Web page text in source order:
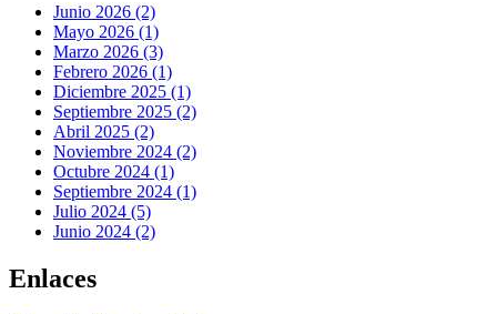
Junio 2026 (2)
Mayo 2026 (1)
Marzo 2026 (3)
Febrero 2026 (1)
Diciembre 2025 (1)
Septiembre 2025 (2)
Abril 2025 (2)
Noviembre 2024 (2)
Octubre 2024 (1)
Septiembre 2024 (1)
Julio 2024 (5)
Junio 2024 (2)
Enlaces